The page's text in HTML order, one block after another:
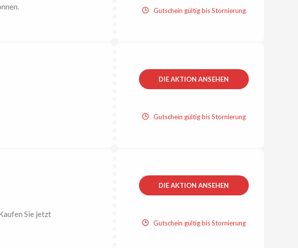
Gutschein gültig bis Stornierung
DIE AKTION ANSEHEN
Gutschein gültig bis Stornierung
Sie jetzt
DIE AKTION ANSEHEN
Gutschein gültig bis Stornierung